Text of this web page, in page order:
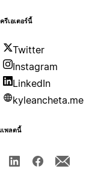
รีเอเตอร์นี้
Twitter
Instagram
LinkedIn
kyleancheta.me
เพลตนี้